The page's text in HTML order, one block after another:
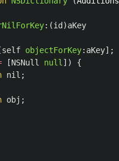
:(id )aKey
[self objectForKey: aKey];
[NSNull null ])
{
nil ;
obj ;